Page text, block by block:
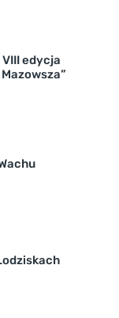
VIII edycja